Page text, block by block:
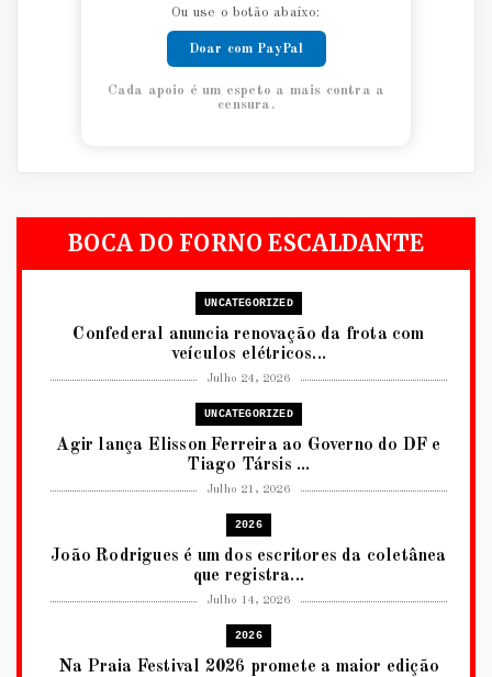
Ou use o botão abaixo:
Doar com PayPal
Cada apoio é um espeto a mais contra a
censura.
BOCA DO FORNO ESCALDANTE
UNCATEGORIZED
Confederal anuncia renovação da frota com
veículos elétricos...
Julho 24, 2026
UNCATEGORIZED
Agir lança Elisson Ferreira ao Governo do DF e
Tiago Társis ...
Julho 21, 2026
2026
João Rodrigues é um dos escritores da coletânea
que registra...
Julho 14, 2026
2026
Na Praia Festival 2026 promete a maior edição